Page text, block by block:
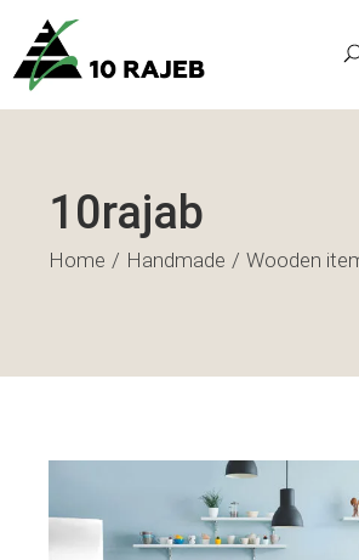
10rajab
Home Handmade Wooden